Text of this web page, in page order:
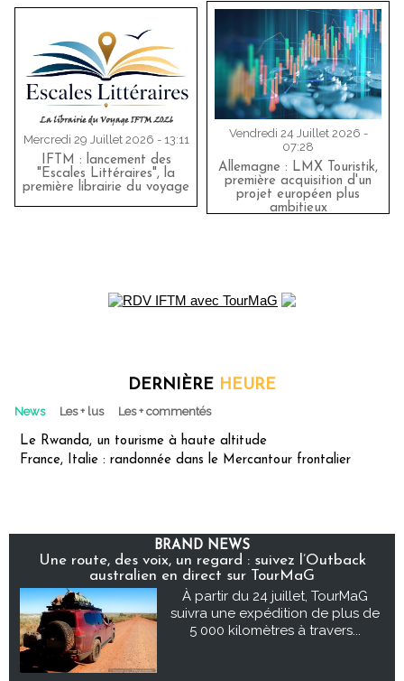
Mercredi 29 Juillet 2026 - 13:11
IFTM : lancement des
"Escales Littéraires", la
première librairie du voyage
Vendredi 24 Juillet 2026 -
07:28
Allemagne : LMX Touristik,
première acquisition d'un
projet européen plus
ambitieux
DERNIÈRE HEURE
News Les + lus Les + commentés
Le Rwanda, un tourisme à haute altitude
France, Italie : randonnée dans le Mercantour frontalier
BRAND NEWS
Une route, des voix, un regard : suivez l’Outback
australien en direct sur TourMaG
À partir du 24 juillet, TourMaG
suivra une expédition de plus de
5 000 kilomètres à travers...